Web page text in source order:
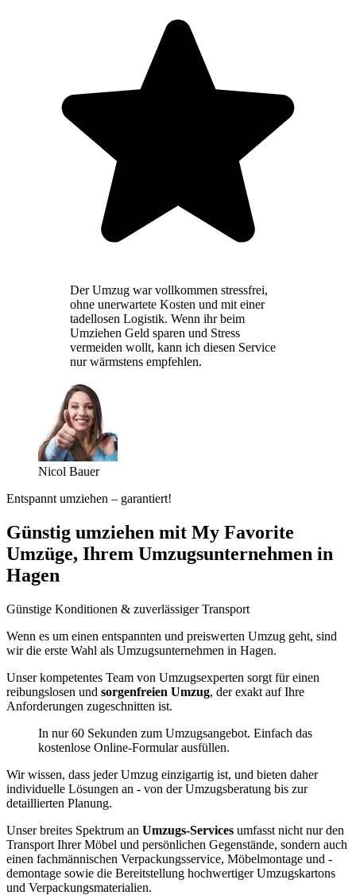
Der Umzug war vollkommen stressfrei,
ohne unerwartete Kosten und mit einer
tadellosen Logistik. Wenn ihr beim
Umziehen Geld sparen und Stress
vermeiden wollt, kann ich diesen Service
nur wärmstens empfehlen.
Nicol Bauer
Entspannt umziehen – garantiert!
Günstig umziehen mit My Favorite
Umzüge, Ihrem Umzugsunternehmen in
Hagen
Günstige Konditionen & zuverlässiger Transport
Wenn es um einen entspannten und preiswerten Umzug geht, sind
wir die erste Wahl als Umzugsunternehmen in Hagen.
Unser kompetentes Team von Umzugsexperten sorgt für einen
reibungslosen und sorgenfreien Umzug, der exakt auf Ihre
Anforderungen zugeschnitten ist.
In nur 60 Sekunden zum Umzugsangebot. Einfach das
kostenlose Online-Formular ausfüllen.
Wir wissen, dass jeder Umzug einzigartig ist, und bieten daher
individuelle Lösungen an - von der Umzugsberatung bis zur
detaillierten Planung.
Unser breites Spektrum an Umzugs-Services umfasst nicht nur den
Transport Ihrer Möbel und persönlichen Gegenstände, sondern auch
einen fachmännischen Verpackungsservice, Möbelmontage und -
demontage sowie die Bereitstellung hochwertiger Umzugskartons
und Verpackungsmaterialien.